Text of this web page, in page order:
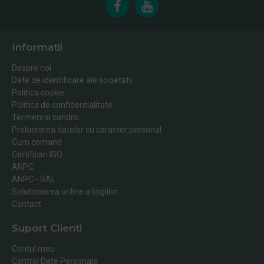
Informatii
Despre noi
Date de identificare ale societatii
Politica cookie
Politica de confidentialitate
Termeni si conditii
Prelucrarea datelor cu caracter personal
Cum comand
Certificari ISO
ANPC
ANPC - SAL
Solutionarea online a litigiilor
Contact
Suport Clienti
Contul meu
Control Date Personale